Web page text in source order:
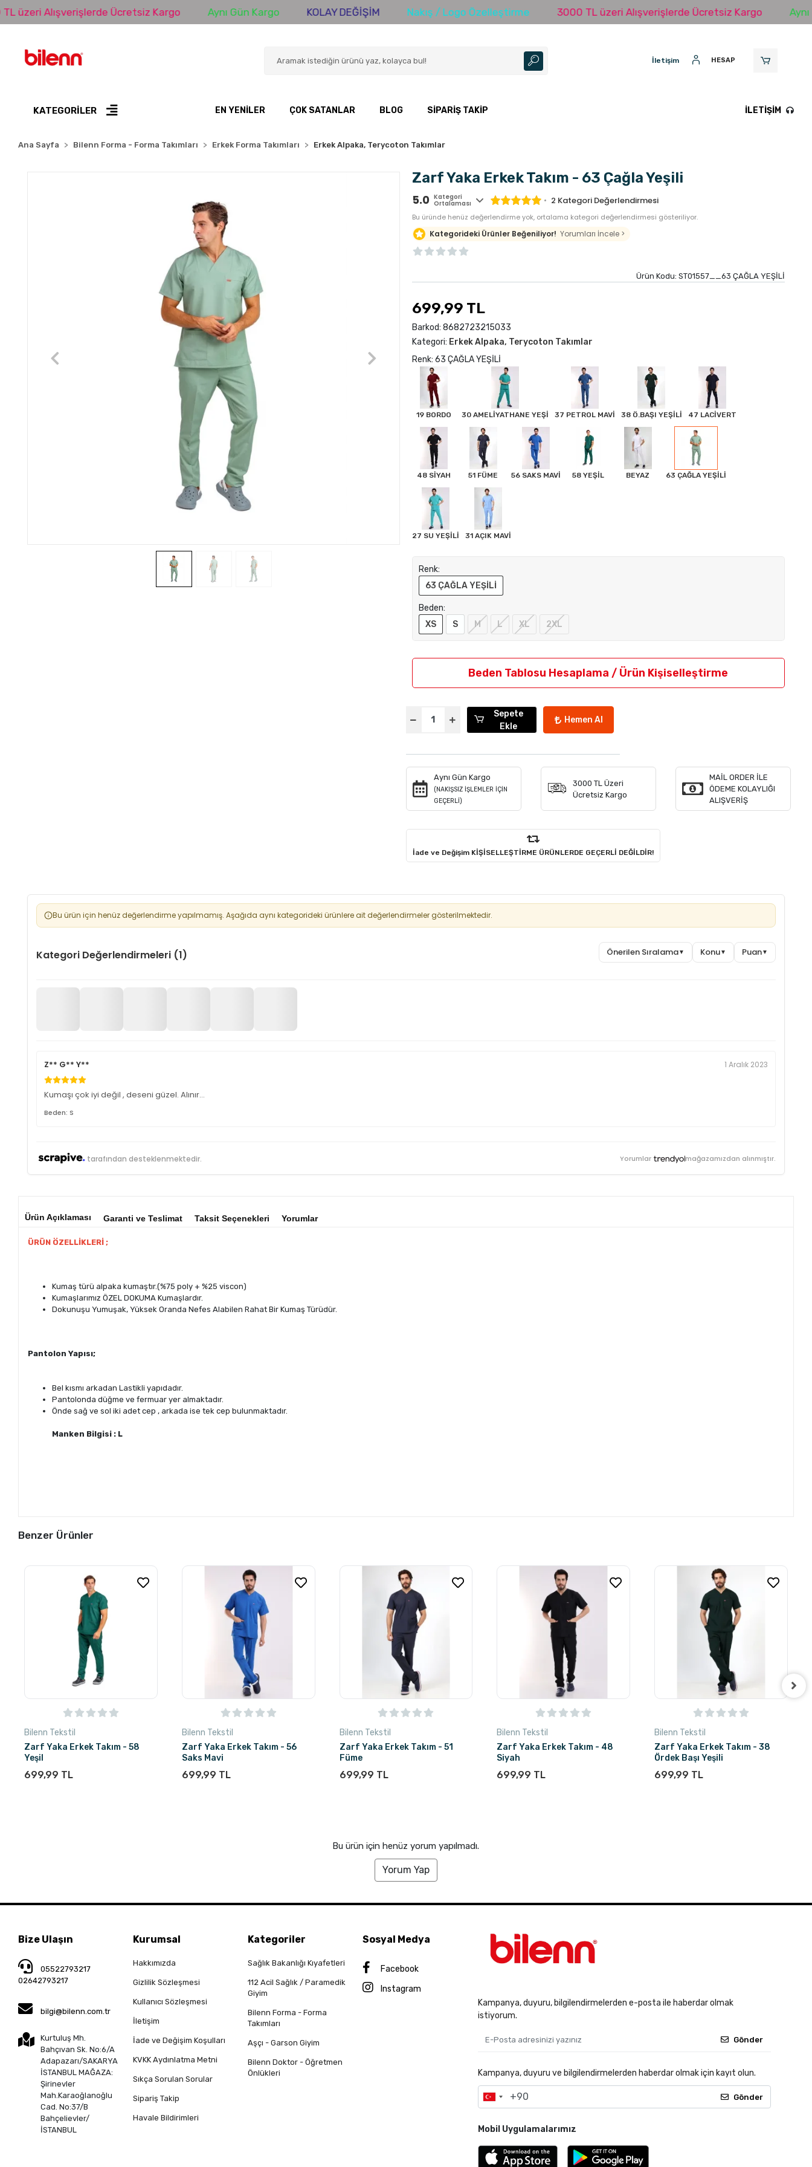
Alışverişlerde Ücretsiz Kargo Aynı Gün Kargo KOLAY DEĞİŞİM Nakış / Logo Özelleştirme 3000 TL üzeri Alışverişlerde Ücretsiz Kargo Aynı Gün
İletişim HESAP
KATEGORİLER EN YENILER ÇOK SATANLAR BLOG SIPARIŞ TAKIP İLETIŞIM
Ana Sayfa Bilenn Forma - Forma Takımları Erkek Forma Takımları Erkek Alpaka, Terycoton Takımlar
Zarf Yaka Erkek Takım - 63 Çağla Yeşili
5.0 Kategori
Ortalaması 2 Kategori Değerlendirmesi
Bu üründe henüz değerlendirme yok, ortalama kategori değerlendirmesi gösteriliyor.
Kategorideki Ürünler Beğeniliyor! Yorumları İncele >
Ürün Kodu: ST01557__63 ÇAĞLA YEŞİLİ
699,99 TL
Barkod: 8682723215033
Kategori: Erkek Alpaka, Terycoton Takımlar
Renk: 63 ÇAĞLA YEŞİLİ
19 BORDO 30 AMELİYATHANE YEŞİ 37 PETROL MAVİ 38 Ö.BAŞI YEŞİLİ 47 LACİVERT
48 SİYAH 51 FÜME 56 SAKS MAVİ 58 YEŞİL BEYAZ 63 ÇAĞLA YEŞİLİ
27 SU YEŞİLİ 31 AÇIK MAVİ
Renk:
63 ÇAĞLA YEŞİLİ
Beden:
XS
S M L XL 2XL
Beden Tablosu Hesaplama / Ürün Kişiselleştirme
Sepete
Ekle
Hemen Al
Aynı Gün Kargo
(NAKIŞSIZ İŞLEMLER İÇİN
GEÇERLİ)
3000 TL Üzeri
Ücretsiz Kargo
MAİL ORDER İLE
ÖDEME KOLAYLIĞI
ALIŞVERİŞ
İade ve Değişim KİŞİSELLEŞTİRME ÜRÜNLERDE GEÇERLİ DEĞİLDİR!
Bu ürün için henüz değerlendirme yapılmamış. Aşağıda aynı kategorideki ürünlere ait değerlendirmeler gösterilmektedir.
Kategori Değerlendirmeleri (1) Önerilen Sıralama▼ Konu▼ Puan▼
Z** G** Y** 1 Aralık 2023
Kumaşı çok iyi değil , deseni güzel. Alınır…
Beden: S
tarafından desteklenmektedir. Yorumlar mağazamızdan alınmıştır.
Ürün Açıklaması Garanti ve Teslimat Taksit Seçenekleri Yorumlar
ÜRÜN ÖZELLİKLERİ ;
Kumaş türü alpaka kumaştır.(%75 poly + %25 viscon)
Kumaşlarımız ÖZEL DOKUMA Kumaşlardır.
Dokunuşu Yumuşak, Yüksek Oranda Nefes Alabilen Rahat Bir Kumaş Türüdür.
Pantolon Yapısı;
Bel kısmı arkadan Lastikli yapıdadır.
Pantolonda düğme ve fermuar yer almaktadır.
Önde sağ ve sol iki adet cep , arkada ise tek cep bulunmaktadır.
Manken Bilgisi : L
Benzer Ürünler
Bilenn Tekstil
Zarf Yaka Erkek Takım - 58
Yeşil
699,99 TL
Bilenn Tekstil
Zarf Yaka Erkek Takım - 56
Saks Mavi
699,99 TL
Bilenn Tekstil
Zarf Yaka Erkek Takım - 51
Füme
699,99 TL
Bilenn Tekstil
Zarf Yaka Erkek Takım - 48
Siyah
699,99 TL
Bilenn Tekstil
Zarf Yaka Erkek Takım - 38
Ördek Başı Yeşili
699,99 TL
Bu ürün için henüz yorum yapılmadı.
Yorum Yap
Bize Ulaşın
05522793217
02642793217
bilgi@bilenn.com.tr
Kurtuluş Mh.
Bahçıvan Sk. No:6/A
Adapazarı/SAKARYA
İSTANBUL MAĞAZA:
Şirinevler
Mah.Karaoğlanoğlu
Cad. No:37/B
Bahçelievler/
İSTANBUL
Kurumsal
Hakkımızda
Gizlilik Sözleşmesi
Kullanıcı Sözleşmesi
İletişim
İade ve Değişim Koşulları
KVKK Aydınlatma Metni
Sıkça Sorulan Sorular
Sipariş Takip
Havale Bildirimleri
Kategoriler
Sağlık Bakanlığı Kıyafetleri
112 Acil Sağlık / Paramedik
Giyim
Bilenn Forma - Forma
Takımları
Aşçı - Garson Giyim
Bilenn Doktor - Öğretmen
Önlükleri
Sosyal Medya
Facebook
Instagram
Kampanya, duyuru, bilgilendirmelerden e-posta ile haberdar olmak
istiyorum.
Gönder
Kampanya, duyuru ve bilgilendirmelerden haberdar olmak için kayıt olun.
Gönder
Mobil Uygulamalarımız